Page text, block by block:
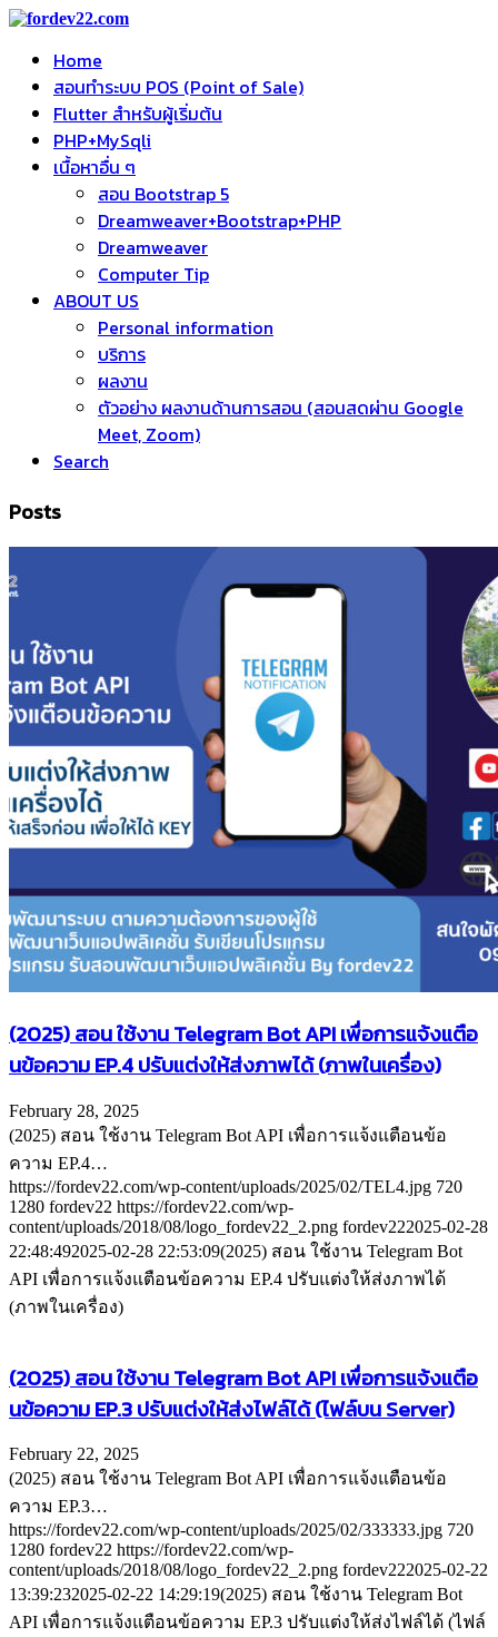
Home
สอนทำระบบ POS (Point of Sale)
Flutter สำหรับผู้เริ่มต้น
PHP+MySqli
เนื้อหาอื่น ๆ
สอน Bootstrap 5
Dreamweaver+Bootstrap+PHP
Dreamweaver
Computer Tip
ABOUT US
Personal information
บริการ
ผลงาน
ตัวอย่าง ผลงานด้านการสอน (สอนสดผ่าน Google
Meet, Zoom)
Search
Posts
(2025) สอน ใช้งาน Telegram Bot API เพื่อการแจ้งแตือ
นข้อความ EP.4 ปรับแต่งให้ส่งภาพได้ (ภาพในเครื่อง)
February 28, 2025
(2025) สอน ใช้งาน Telegram Bot API เพื่อการแจ้งแตือนข้อ
ความ EP.4…
https://fordev22.com/wp-content/uploads/2025/02/TEL4.jpg 720
1280 fordev22 https://fordev22.com/wp-
content/uploads/2018/08/logo_fordev22_2.png fordev222025-02-28
22:48:492025-02-28 22:53:09(2025) สอน ใช้งาน Telegram Bot
API เพื่อการแจ้งแตือนข้อความ EP.4 ปรับแต่งให้ส่งภาพได้
(ภาพในเครื่อง)
(2025) สอน ใช้งาน Telegram Bot API เพื่อการแจ้งแตือ
นข้อความ EP.3 ปรับแต่งให้ส่งไฟล์ได้ (ไฟล์บน Server)
February 22, 2025
(2025) สอน ใช้งาน Telegram Bot API เพื่อการแจ้งแตือนข้อ
ความ EP.3…
https://fordev22.com/wp-content/uploads/2025/02/333333.jpg 720
1280 fordev22 https://fordev22.com/wp-
content/uploads/2018/08/logo_fordev22_2.png fordev222025-02-22
13:39:232025-02-22 14:29:19(2025) สอน ใช้งาน Telegram Bot
API เพื่อการแจ้งแตือนข้อความ EP.3 ปรับแต่งให้ส่งไฟล์ได้ (ไฟล์